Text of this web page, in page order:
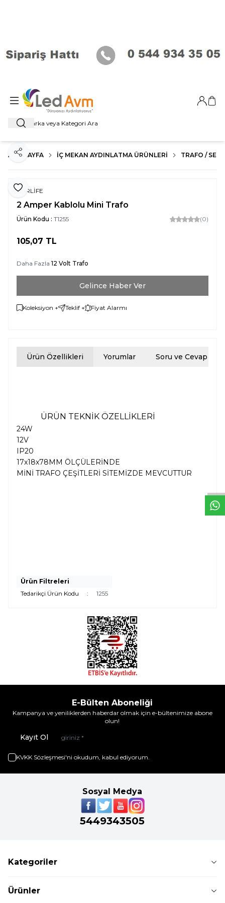
Ara
Giriş
ANA SAYFA İÇ MEKAN AYDINLATMA ÜRÜNLERI TRAFO /
Favoriye Ekle
Paylaş
FORLİFE
2 Amper Kablolu Mini Trafo
Ürün Kodu : T1255 (0)
105,07 TL
Daha Fazla 12 Volt Trafo
Gelince Haber Ver
Koleksiyon + Teklif + Fiyat Alarmı
Ürün Özellikleri Yorumlar Soru ve Cevap
ÜRÜN TEKNİK ÖZELLİKLERİ
24W
12V
IP20
17x18x78MM ÖLÇÜLERİNDE
MİNİ TRAFO ÇEŞİTLERİ SİTEMİZDE MEVCUTTUR
Ürün Filtreleri
Tedarikçi Ürün Kodu
: 1255
E-Bülten Aboneliği
Kampanya ve yeniliklerden haberdar olmak için e-bültenimize abone
olun!
Kayıt Ol
KVKK Sözleşmesi'ni okudum, kabul ediyorum.
Sosyal Medya
5449343505
Kategoriler
Ürünler